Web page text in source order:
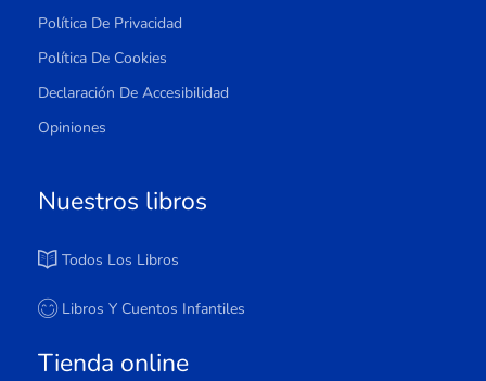
Política De Privacidad
Política De Cookies
Declaración De Accesibilidad
Opiniones
Nuestros libros
Todos Los Libros
Libros Y Cuentos Infantiles
Tienda online